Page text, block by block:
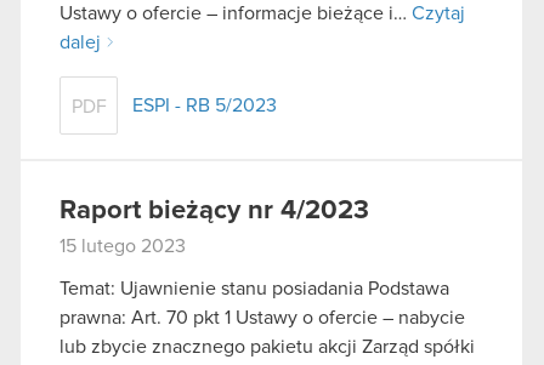
Ustawy o ofercie – informacje bieżące i… Czytaj
dalej
PDF ESPI - RB 5/2023
Raport bieżący nr 4/2023
15 lutego 2023
Temat: Ujawnienie stanu posiadania Podstawa
prawna: Art. 70 pkt 1 Ustawy o ofercie – nabycie
lub zbycie znacznego pakietu akcji Zarząd spółki